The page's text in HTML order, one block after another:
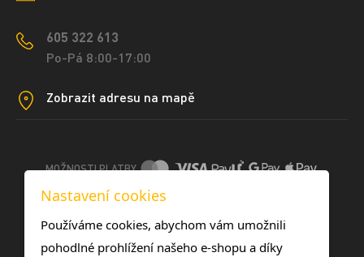
605 322 613
Po-Pá 8:00-17:00
Zobrazit adresu na mapě
MOŽNOSTI PLATBY
DOPRAVNÍ METODY
Nastavení cookies
Používáme cookies, abychom vám umožnili
pohodlné prohlížení našeho e-shopu a díky